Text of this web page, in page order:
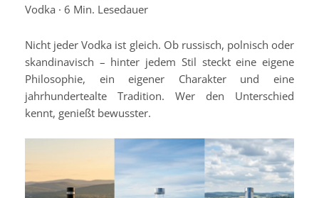
Vodka · 6 Min. Lesedauer
Nicht jeder Vodka ist gleich. Ob russisch, polnisch oder
skandinavisch – hinter jedem Stil steckt eine eigene
Philosophie, ein eigener Charakter und eine
jahrhundertealte Tradition. Wer den Unterschied
kennt, genießt bewusster.